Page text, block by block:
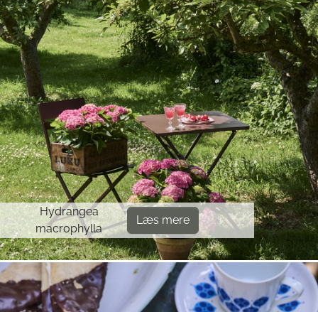
Hydrangea
macrophylla
Læs mere